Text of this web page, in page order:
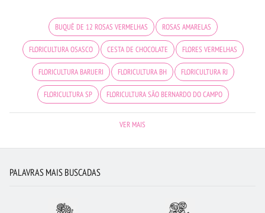
BUQUÊ DE 12 ROSAS VERMELHAS ROSAS AMARELAS
FLORICULTURA OSASCO CESTA DE CHOCOLATE FLORES VERMELHAS
FLORICULTURA BARUERI FLORICULTURA BH FLORICULTURA RJ
FLORICULTURA SP FLORICULTURA SÃO BERNARDO DO CAMPO
BUQUÊ DE ROSAS VERMELHAS FLORES DO CAMPO
VER MAIS
PALAVRAS MAIS BUSCADAS